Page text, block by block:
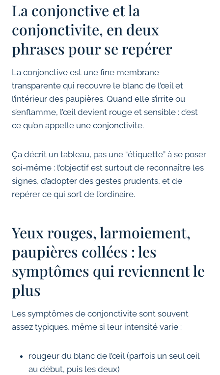
La conjonctive et la
conjonctivite, en deux
phrases pour se repérer
La conjonctive est une fine membrane
transparente qui recouvre le blanc de l’œil et
l’intérieur des paupières. Quand elle s’irrite ou
s’enflamme, l’œil devient rouge et sensible : c’est
ce qu’on appelle une conjonctivite.
Ça décrit un tableau, pas une “étiquette” à se poser
soi-même : l’objectif est surtout de reconnaître les
signes, d’adopter des gestes prudents, et de
repérer ce qui sort de l’ordinaire.
Yeux rouges, larmoiement,
paupières collées : les
symptômes qui reviennent le
plus
Les symptômes de conjonctivite sont souvent
assez typiques, même si leur intensité varie :
rougeur du blanc de l’œil (parfois un seul œil
au début, puis les deux)